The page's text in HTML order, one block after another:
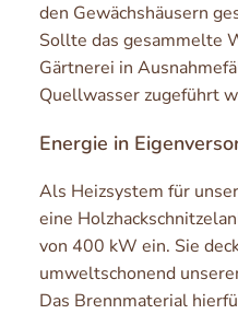
den Gewächshäusern
Sollte das gesammelte
Gärtnerei in
Quellwasser zugeführt
Energie in
Als Heizsystem für
eine
von 400 kW ein. Sie
umweltschonend
Das Brennmaterial